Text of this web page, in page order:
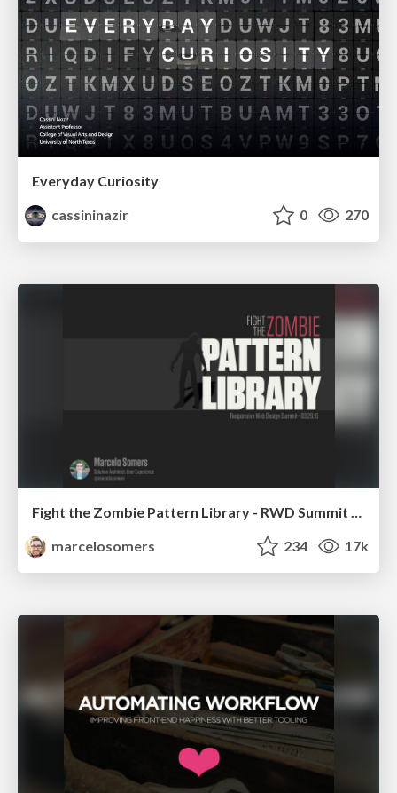
Everyday Curiosity
cassininazir
0 270
Fight the Zombie Pattern Library - RWD Summit 2016
marcelosomers
234 17k